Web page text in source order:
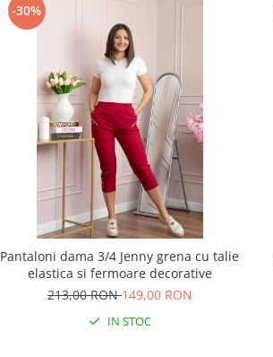
-30%
Pantaloni dama 3/4 Jenny grena cu talie
elastica si fermoare decorative
213,00 RON149,00 RON
IN STOC